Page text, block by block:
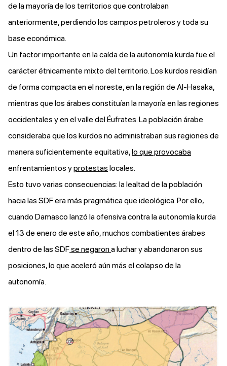
de la mayoría de los territorios que controlaban
anteriormente, perdiendo los campos petroleros y toda su
base económica.
Un factor importante en la caída de la autonomía kurda fue el
carácter étnicamente mixto del territorio. Los kurdos residían
de forma compacta en el noreste, en la región de Al-Hasaka,
mientras que los árabes constituían la mayoría en las regiones
occidentales y en el valle del Éufrates. La población árabe
consideraba que los kurdos no administraban sus regiones de
manera suficientemente equitativa,lo que provocaba
enfrentamientos yprotestas locales.
Esto tuvo varias consecuencias: la lealtad de la población
hacia las SDF era más pragmática que ideológica. Por ello,
cuando Damasco lanzó la ofensiva contra la autonomía kurda
el 13 de enero de este año, muchos combatientes árabes
dentro de las SDFse negarona luchar y abandonaron sus
posiciones, lo que aceleró aún más el colapso de la
autonomía.